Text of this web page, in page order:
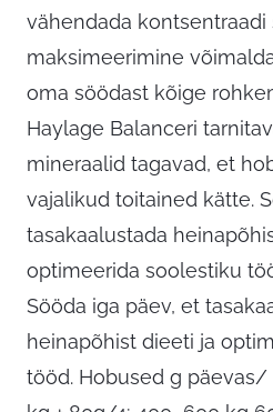
vähendada kontsentraadi
maksimeerimine
oma söödast kõige
Haylage Balanceri
mineraalid tagavad, et
vajalikud toitained kätte.
tasakaalustada
optimeerida soolestiku
Sööda iga päev, et
heinapõhist dieeti ja
tööd. Hobused g päevas/